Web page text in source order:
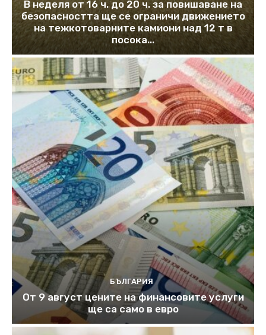
В неделя от 16 ч. до 20 ч. за повишаване на
безопасността ще се ограничи движението
на тежкотоварните камиони над 12 т в
посока...
БЪЛГАРИЯ
От 9 август цените на финансовите услуги
ще са само в евро